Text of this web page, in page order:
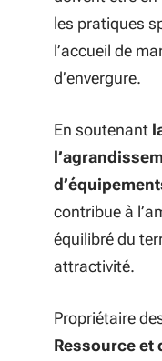
les pratiques
l’accueil de
d’envergure.
En soutenant
contribue à
équilibré du
attractivité.
Propriétaire
Ressource et